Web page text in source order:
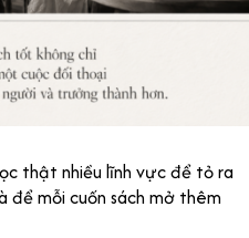
thật nhiều lĩnh vực để tỏ ra
để mỗi cuốn sách mở thêm